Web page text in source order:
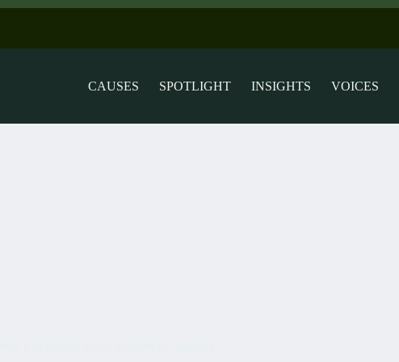
CAUSES SPOTLIGHT INSIGHTS VOICES